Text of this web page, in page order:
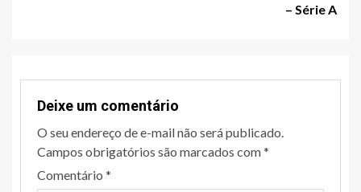
– Série A
Deixe um comentário
O seu endereço de e-mail não será publicado.
Campos obrigatórios são marcados com*
Comentário *